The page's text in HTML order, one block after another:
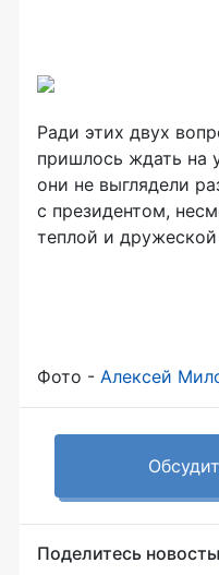
Ради этих двух
пришлось ждать на
они не выглядели
с президентом,
теплой и дружеской
Фото - Алексей
Поделитесь